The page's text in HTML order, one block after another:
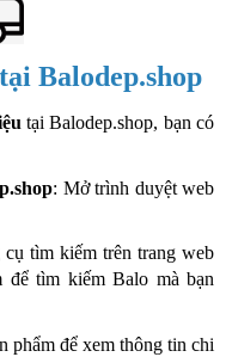
Balodep.shop
tại Balodep.shop, bạn có
: Mở trình duyệt web
tìm kiếm trên trang web
để tìm kiếm Balo mà bạn
phẩm để xem thông tin chi